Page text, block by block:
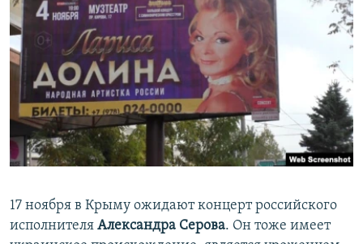
17 ноября в Крыму ожидают концерт российского
исполнителя Александра Серова. Он тоже имеет